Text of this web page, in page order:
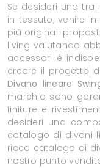
Se desideri uno
in tessuto, venire
più originali
living valutando
accessori è
creare il progetto
Divano lineare
marchio sono
finiture e
desideri una
catalogo di divani
ricco catalogo di
nostro punto